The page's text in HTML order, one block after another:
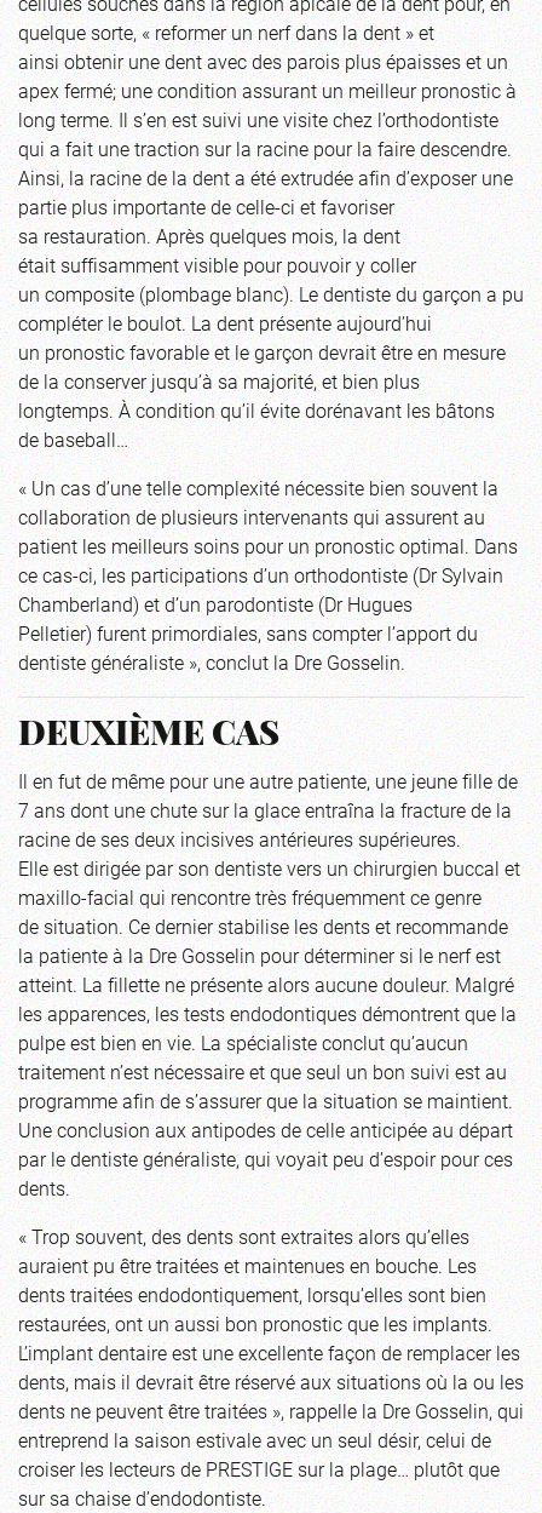
quelque sorte, « reformer un nerf dans la dent » et
ainsi obtenir une dent avec des parois plus épaisses et un
apex fermé; une condition assurant un meilleur pronostic à
long terme. Il s’en est suivi une visite chez l’orthodontiste
qui a fait une traction sur la racine pour la faire descendre.
Ainsi, la racine de la dent a été extrudée afin d’exposer une
partie plus importante de celle-ci et favoriser
sa restauration. Après quelques mois, la dent
était suffisamment visible pour pouvoir y coller
un composite (plombage blanc). Le dentiste du garçon a pu
compléter le boulot. La dent présente aujourd’hui
un pronostic favorable et le garçon devrait être en mesure
de la conserver jusqu’à sa majorité, et bien plus
longtemps. À condition qu’il évite dorénavant les bâtons
de baseball…
« Un cas d’une telle complexité nécessite bien souvent la
collaboration de plusieurs intervenants qui assurent au
patient les meilleurs soins pour un pronostic optimal. Dans
ce cas-ci, les participations d’un orthodontiste (Dr Sylvain
Chamberland) et d’un parodontiste (Dr Hugues
Pelletier) furent primordiales, sans compter l’apport du
dentiste généraliste », conclut la Dre Gosselin.
DEUXIÈME CAS
Il en fut de même pour une autre patiente, une jeune fille de
7 ans dont une chute sur la glace entraîna la fracture de la
racine de ses deux incisives antérieures supérieures.
Elle est dirigée par son dentiste vers un chirurgien buccal et
maxillo-facial qui rencontre très fréquemment ce genre
de situation. Ce dernier stabilise les dents et recommande
la patiente à la Dre Gosselin pour déterminer si le nerf est
atteint. La fillette ne présente alors aucune douleur. Malgré
les apparences, les tests endodontiques démontrent que la
pulpe est bien en vie. La spécialiste conclut qu’aucun
traitement n’est nécessaire et que seul un bon suivi est au
programme afin de s’assurer que la situation se maintient.
Une conclusion aux antipodes de celle anticipée au départ
par le dentiste généraliste, qui voyait peu d’espoir pour ces
dents.
« Trop souvent, des dents sont extraites alors qu’elles
auraient pu être traitées et maintenues en bouche. Les
dents traitées endodontiquement, lorsqu’elles sont bien
restaurées, ont un aussi bon pronostic que les implants.
L’implant dentaire est une excellente façon de remplacer les
dents, mais il devrait être réservé aux situations où la ou les
dents ne peuvent être traitées », rappelle la Dre Gosselin, qui
entreprend la saison estivale avec un seul désir, celui de
croiser les lecteurs de PRESTIGE sur la plage… plutôt que
sur sa chaise d’endodontiste.